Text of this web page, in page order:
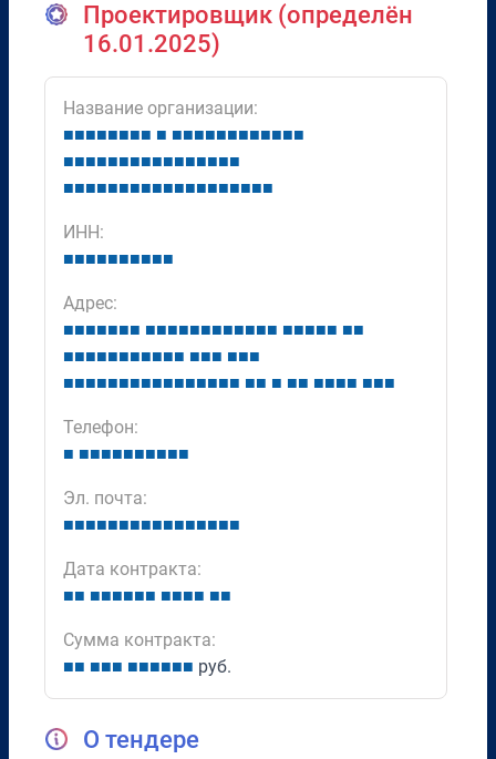
Проектировщик (определён
16.01.2025)
Название организации:
■■■■■■■■ ■ ■■■■■■■■■■■■
■■■■■■■■■■■■■■■■
■■■■■■■■■■■■■■■■■■■
ИНН:
■■■■■■■■■■
Адрес:
■■■■■■■ ■■■■■■■■■■■■ ■■■■■ ■■
■■■■■■■■■■■ ■■■ ■■■
■■■■■■■■■■■■■■■■ ■■ ■ ■■ ■■■■ ■■■
Телефон:
■ ■■■■■■■■■■
Эл. почта:
■■■■■■■■■■■■■■■■
Дата контракта:
■■ ■■■■■■ ■■■■ ■■
Сумма контракта:
■■ ■■■ ■■■■■■ руб.
О тендере